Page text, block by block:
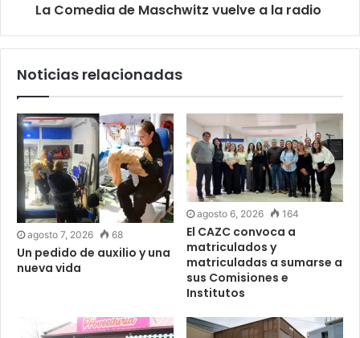
La Comedia de Maschwitz vuelve a la radio
Noticias relacionadas
agosto 7, 2026 68
Un pedido de auxilio y una
nueva vida
agosto 6, 2026 164
El CAZC convoca a
matriculados y
matriculadas a sumarse a
sus Comisiones e
Institutos